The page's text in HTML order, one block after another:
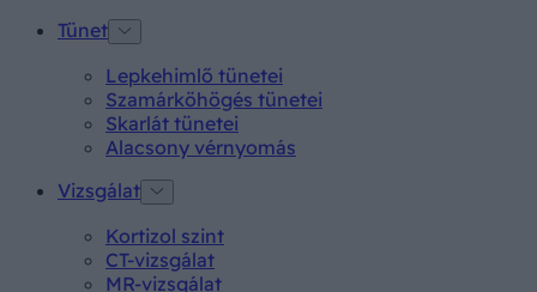
Tünet
Lepkehimlő tünetei
Szamárköhögés tünetei
Skarlát tünetei
Alacsony vérnyomás
Vizsgálat
Kortizol szint
CT-vizsgálat
MR-vizsgálat